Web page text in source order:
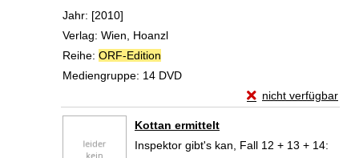
Jahr: [2010]
Verlag: Wien, Hoanzl
Reihe: ORF-Edition
Mediengruppe: 14 DVD
nicht verfügbar
Exemplar-Details
Kottan ermittelt
Inspektor gibt's kan, Fall 12 + 13 + 14: